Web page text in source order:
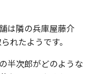
は隣の兵庫屋藤介
れたようです。
半次郎がどのような